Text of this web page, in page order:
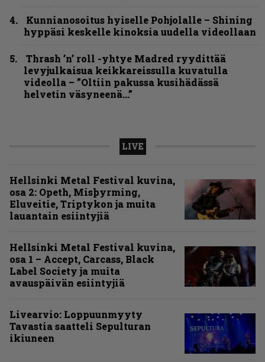
Kunnianosoitus hyiselle Pohjolalle – Shining
hyppäsi keskelle kinoksia uudella videollaan
Thrash ’n’ roll -yhtye Madred ryydittää
levyjulkaisua keikkareissulla kuvatulla
videolla – ”Oltiin pakussa kusihädässä
helvetin väsyneenä…”
LIVE
Hellsinki Metal Festival kuvina,
osa 2: Opeth, Misþyrming,
Eluveitie, Triptykon ja muita
lauantain esiintyjiä
Hellsinki Metal Festival kuvina,
osa 1 – Accept, Carcass, Black
Label Society ja muita
avauspäivän esiintyjiä
Livearvio: Loppuunmyyty
Tavastia saatteli Sepulturan
ikiuneen